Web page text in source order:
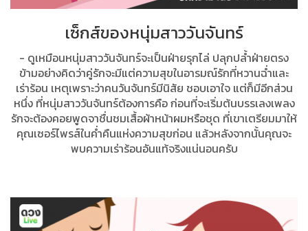
เซ็กส์ของหนุ่มสาววันจันทร์
- ดูเหมือนหนุ่มสาววันจันทร์จะเป็นฝ่ายรุกไล่ ปลุกปล้ำฝ่ายตรง
ข้ามอย่างคิดว่าคู่รักจะมีแต่ความสุขในอารมณ์รักที่หวานฉ่ำและ
เร่าร้อน เหตุเพราะว่าคนวันจันทร์มีนิสัย ชอบเอาใจ แต่ก็มีอีกส่วน
หนึ่ง ที่หนุ่มสาววันจันทร์ต้องการคือ ก่อนที่จะเริ่มต้นบรรเลงเพลง
รักจะต้องคอยพูดจาชื่นชมเสื้อผ้าหน้าผมหรือชุด ที่เขาเตรียมมาให้
คุณเซอร์ไพรส์ในค่ำคืนแห่งความสุขก่อน แล้วหลังจากนั้นคุณจะ
พบความเร่าร้อนอันแท้จริงแน่นอนครับ